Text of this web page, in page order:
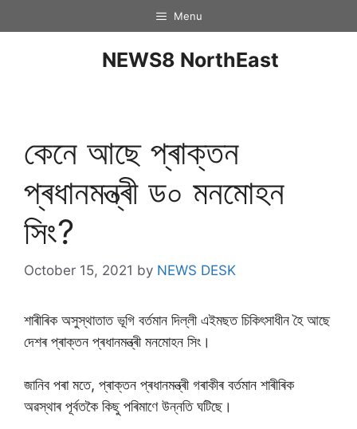
Menu
NEWS8 NorthEast
কেনে আছে প্ৰাক্তন
প্ৰধানমন্ত্ৰী ড০ মনমোহন
সিং?
October 15, 2021 by NEWS DESK
শাৰীৰিক অসুস্থাতাত ভূগি বৰ্তমান দিল্লী এইমছত চিকিৎসাধীন হৈ আছে
দেশৰ প্ৰাক্তন প্ৰধানমন্ত্ৰী মনমোহন সিং।
জানিব পৰা মতে, প্ৰাক্তন প্ৰধানমন্ত্ৰী গৰাকীৰ বৰ্তমান শাৰীৰিক
অৱস্থাৰ পূৰ্বতকৈ কিছু পৰিমাণে উন্নতি ঘটিছে।